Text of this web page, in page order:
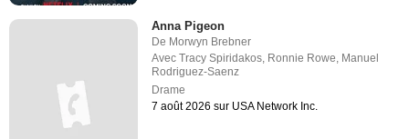
Anna Pigeon
De Morwyn Brebner
AvecTracy Spiridakos, Ronnie Rowe, Manuel
Rodriguez-Saenz
Drame
7 août 2026 sur USA Network Inc.